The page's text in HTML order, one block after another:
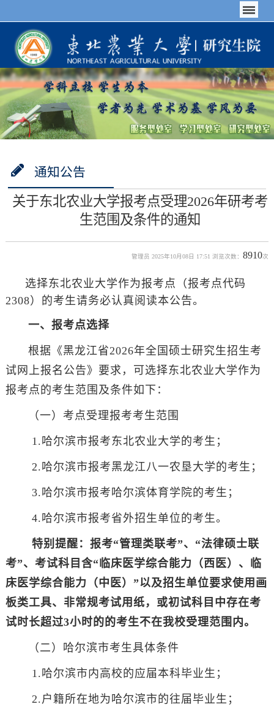
通知公告
关于东北农业大学报考点受理2026年研考考
生范围及条件的通知
管理员 2025年10月08日 17:51 浏览次数：8910次
选择东北农业大学作为报考点（报考点代码
2308）的考生请务必认真阅读本公告。
一、报考点选择
根据《黑龙江省2026年全国硕士研究生招生考
试网上报名公告》要求，可选择东北农业大学作为
报考点的考生范围及条件如下：
（一）考点受理报考考生范围
1.哈尔滨市报考东北农业大学的考生；
2.哈尔滨市报考黑龙江八一农垦大学的考生；
3.哈尔滨市报考哈尔滨体育学院的考生；
4.哈尔滨市报考省外招生单位的考生。
特别提醒：报考“管理类联考”、“法律硕士联
考”、考试科目含“临床医学综合能力（西医）、临
床医学综合能力（中医）”以及招生单位要求使用画
板类工具、非常规考试用纸，或初试科目中存在考
试时长超过3小时的的考生不在我校受理范围内。
（二）哈尔滨市考生具体条件
1.哈尔滨市内高校的应届本科毕业生；
2.户籍所在地为哈尔滨市的往届毕业生；